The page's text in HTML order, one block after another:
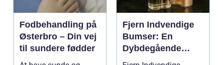
Fodbehandling på
Østerbro – Din vej
til sundere fødder
Fjern Indvendige
Bumser: En
Dybdegående
Oversigt til